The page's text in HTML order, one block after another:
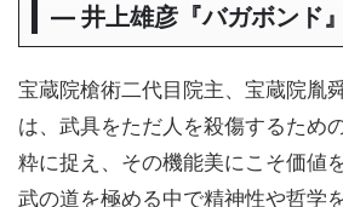
― 井上雄彦『バガボンド』
宝蔵院槍術二代目院主、宝蔵院胤
は、武具をただ人を殺傷するため
粋に捉え、その機能美にこそ価値
武の道を極める中で精神性や哲学